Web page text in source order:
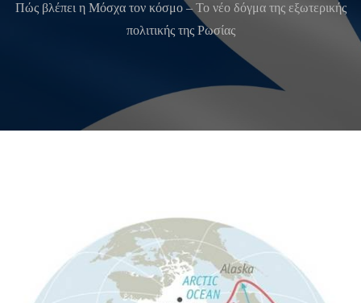
Πώς βλέπει η Μόσχα τον κόσμο – Το νέο δόγμα της εξωτερικής
πολιτικής της Ρωσίας